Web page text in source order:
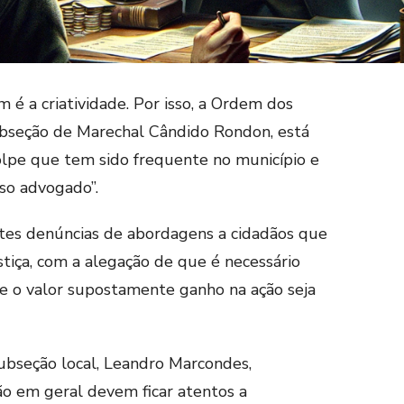
é a criatividade. Por isso, a Ordem dos
de Marechal Cândido Rondon, está
que tem sido frequente no município e
advogado”.
denúncias de abordagens a cidadãos que
com a alegação de que é necessário
valor supostamente ganho na ação seja
local, Leandro Marcondes,
em geral devem ficar atentos a